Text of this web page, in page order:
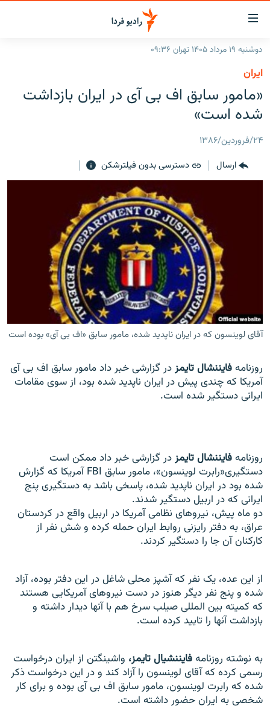
لینک‌های
قابلیت
دسترسی
بازگشت
منوی
اصلی
رفتن
صفحه
جستجو
ایران
جهان
برنامه‌های رادیویی
پادکست
چندرسانه‌ای
گزارش‌های ویدئویی
به ما بپیوندید
زبان‌های دیگر
دوشنبه ۱۹ مرداد ۱۴۰۵ تهران ۰۹:۳۶
ايران
«مامور سابق اف بی آی در ایران بازداشت
شده است»
۲۴/فروردین/۱۳۸۶
ارسال
دسترسی بدون فیلترشکن
آقای لوینسون که در ایران ناپدید شده، مامور سابق «اف بی آی» بوده است
روزنامهفایننشال تایمزدر گزارشی خبر داد مامور سابق اف بی آی
آمریکا که چندی پیش در ایران ناپدید شده بود، از سوی مقامات
ایرانی دستگیر شده است.
روزنامهفایننشال تایمزدر گزارشی خبر داد ممکن است
دستگیری«رابرت لوینسون»، مامور سابق FBI آمریکا که گزارش
شده بود در ایران ناپدید شده، پاسخی باشد به دستگیری پنج
ایرانی که در اربیل دستگیر شدند.
دو ماه پیش، نیروهای نظامی آمریکا در اربیل واقع در کردستان
عراق، به دفتر رایزنی روابط ایران حمله کرده و شش نفر از
کارکنان آن جا را دستگیر کردند.
از این عده، یک نفر که آشپز محلی شاغل در این دفتر بوده، آزاد
شده و پنج نفر دیگر هنوز در دست نیروهای آمریکایی هستند
که کمیته بین المللی صیلب سرخ هم با آنها دیدار داشته و
بازداشت آنها را تایید کرده است.
به نوشته روزنامهفایننشیال تایمز، واشینگتن از ایران درخواست
رسمی کرده که آقای لوینسون را آزاد کند و در این درخواست ذکر
شده که رابرت لوینسون، مامور سابق اف بی آی بوده و برای کار
شخصی به ایران حضور داشته است.